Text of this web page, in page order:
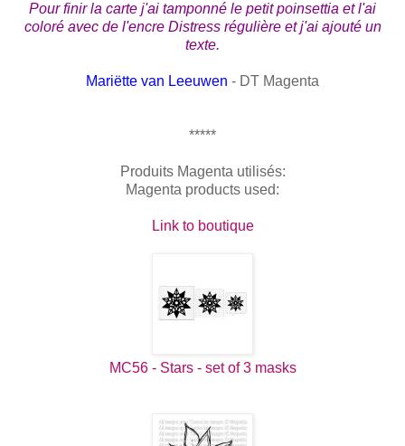
Pour finir la carte j'ai tamponné le petit poinsettia et l'ai
coloré avec de l'encre Distress régulière et j'ai ajouté un
texte.
Mariëtte van Leeuwen - DT Magenta
*****
Produits Magenta utilisés:
Magenta products used:
Link to boutique
MC56 - Stars - set of 3 masks